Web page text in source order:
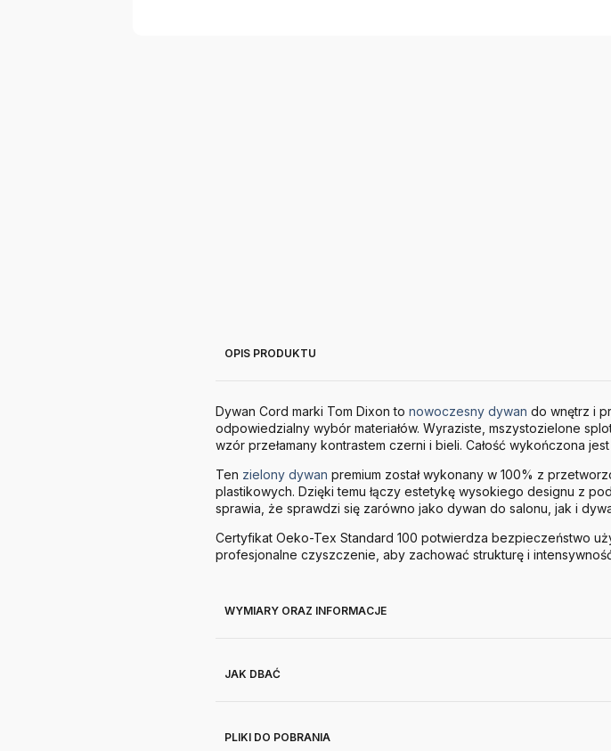
OPIS PRODUKTU
Dywan Cord marki Tom Dixon to nowoczesny dywan do wnętrz i
odpowiedzialny wybór materiałów. Wyraziste, mszystozielone
wzór przełamany kontrastem czerni i bieli. Całość wykończona
Ten zielony dywan premium został wykonany w 100% z
plastikowych. Dzięki temu łączy estetykę wysokiego designu z
sprawia, że sprawdzi się zarówno jako dywan do salonu, jak i
Certyfikat Oeko-Tex Standard 100 potwierdza bezpieczeństwo
profesjonalne czyszczenie, aby zachować strukturę i
WYMIARY ORAZ INFORMACJE
JAK DBAĆ
PLIKI DO POBRANIA